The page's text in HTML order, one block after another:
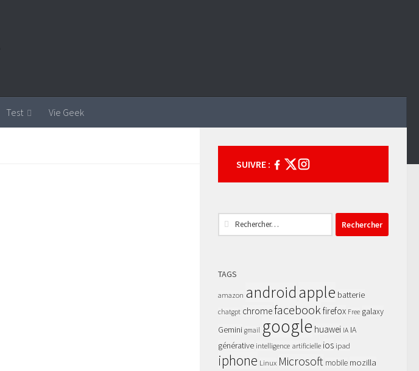
Test Vie Geek
SUIVRE :
Rechercher :
TAGS
amazon androidapple batterie
chatgpt chromefacebookfirefox Free galaxy
Gemini gmail google huawei IA IA
générative intelligence artificielle ios ipad
iphone Linux Microsoft mobile mozilla